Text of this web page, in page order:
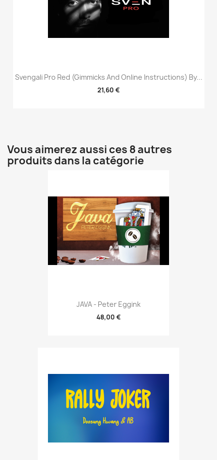
Svengali Pro Red (Gimmicks And Online Instructions) By...
21,60 €
Vous aimerez aussi ces 8 autres
produits dans la catégorie
JAVA - Peter Eggink
48,00 €